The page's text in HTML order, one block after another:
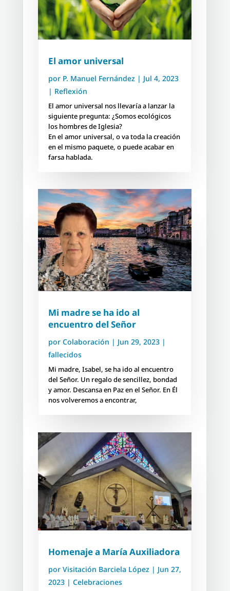
El amor universal
por P. Manuel Fernández | Jul 4, 2023
| Reflexión
El amor universal nos llevaría a lanzar la
siguiente pregunta: ¿Somos ecológicos
los hombres de Iglesia?
En el amor universal, o va toda la creación
en el mismo paquete, o puede acabar en
farsa hablada.
Mi madre se ha ido al
encuentro del Señor
por Colaboración | Jun 29, 2023|
fallecidos
Mi madre, Isabel, se ha ido al encuentro
del Señor. Un regalo de sencillez, bondad
y amor. Descansa en Paz en el Señor. En Él
nos volveremos a encontrar,
Homenaje a María Auxiliadora
por Visitación Barciela López| Jun 27,
2023| Celebraciones